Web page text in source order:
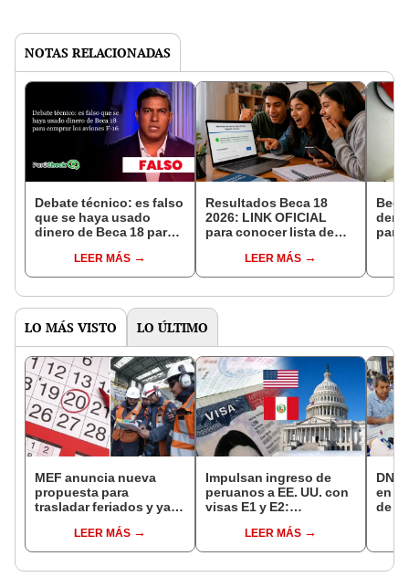
NOTAS RELACIONADAS
Debate técnico: es falso
que se haya usado
dinero de Beca 18 para
LEER MÁS
Resultados Beca 18
2026: LINK OFICIAL
para conocer lista de
de Pronabec
LEER MÁS
para
LO MÁS VISTO LO ÚLTIMO
MEF anuncia nueva
propuesta para
trasladar feriados y ya
“Lunes es mejor día”
LEER MÁS
Impulsan ingreso de
peruanos a EE. UU. con
visas E1 y E2:
pymes serían los más
beneficiados
LEER MÁS
DNI
en
de